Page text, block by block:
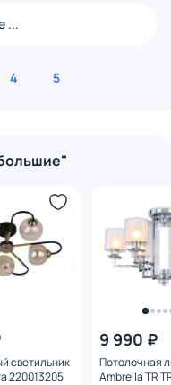
...
4 5
светильник
220013205
9 990 ₽
Потолочная
Ambrella TR